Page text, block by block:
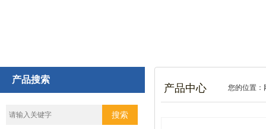
产品搜索
产品中心 您的位置：